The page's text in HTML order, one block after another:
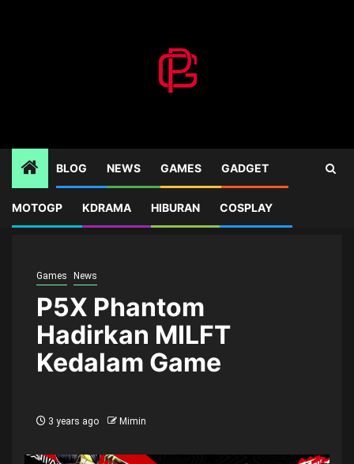
BLOG NEWS GAMES GADGET
MOTOGP KDRAMA HIBURAN COSPLAY
Home Games P5X Phantom Hadirkan MILFT Kedalam Game
Games News
P5X Phantom
Hadirkan MILFT
Kedalam Game
3 years ago Mimin